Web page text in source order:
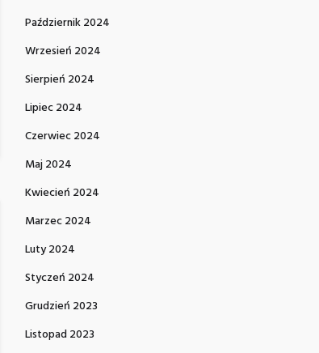
Październik 2024
Wrzesień 2024
Sierpień 2024
Lipiec 2024
Czerwiec 2024
Maj 2024
Kwiecień 2024
Marzec 2024
Luty 2024
Styczeń 2024
Grudzień 2023
Listopad 2023